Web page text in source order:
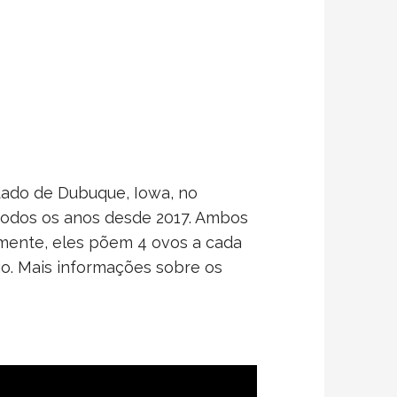
de Dubuque, Iowa, no
os anos desde 2017. Ambos
eles põem 4 ovos a cada
Mais informações sobre os